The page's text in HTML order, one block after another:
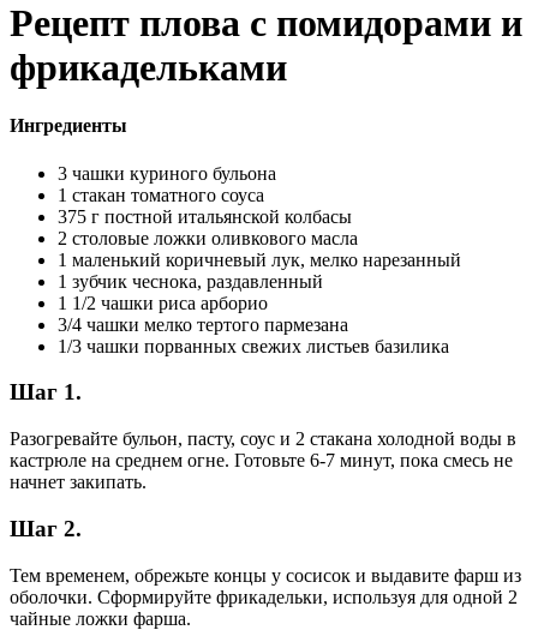
Рецепт плова с помидорами и
фрикадельками
Ингредиенты
3 чашки куриного бульона
1 стакан томатного соуса
375 г постной итальянской колбасы
2 столовые ложки оливкового масла
1 маленький коричневый лук, мелко нарезанный
1 зубчик чеснока, раздавленный
1 1/2 чашки риса арборио
3/4 чашки мелко тертого пармезана
1/3 чашки порванных свежих листьев базилика
Шаг 1.
Разогревайте бульон, пасту, соус и 2 стакана холодной воды в
кастрюле на среднем огне. Готовьте 6-7 минут, пока смесь не
начнет закипать.
Шаг 2.
Тем временем, обрежьте концы у сосисок и выдавите фарш из
оболочки. Сформируйте фрикадельки, используя для одной 2
чайные ложки фарша.